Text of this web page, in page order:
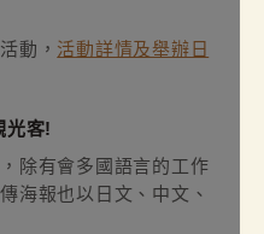
動， 活動詳情及舉辦日
光客!
除有會多國語言的工作
海報也以日文、中文、